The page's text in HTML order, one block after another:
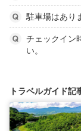
駐車場はあり
チェックイン
い。
トラベルガイド記